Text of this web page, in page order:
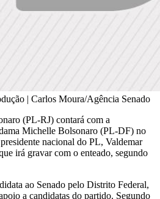
| Carlos Moura/Agência Senado
(PL-RJ) contará com a
Michelle Bolsonaro (PL-DF) no
nacional do PL, Valdemar
irá gravar com o enteado, segundo
ao Senado pelo Distrito Federal,
a candidatas do partido. Segundo